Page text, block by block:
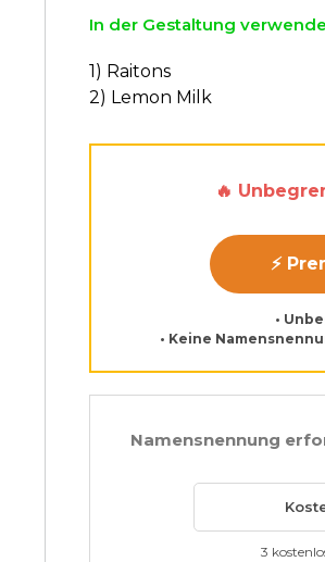
In der Gestaltung
1) Raitons
2) Lemon Milk
🔥
⚡
•
• Keine
Namensnennung
3